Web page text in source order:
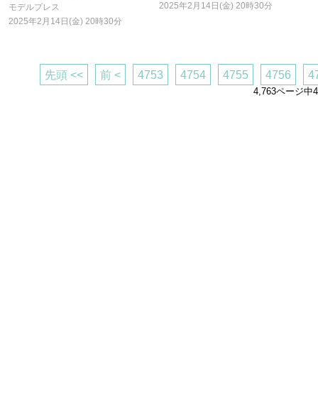
モデルプレス
2025年2月14日(金) 20時30分
2025年2月14日(金) 20時30分
先頭 << 前 < 4753 4754 4755 4756
4,763ページ中